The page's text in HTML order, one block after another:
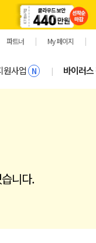
파트너 | My 페이지 |
원사업 N | 바이러스
니다.